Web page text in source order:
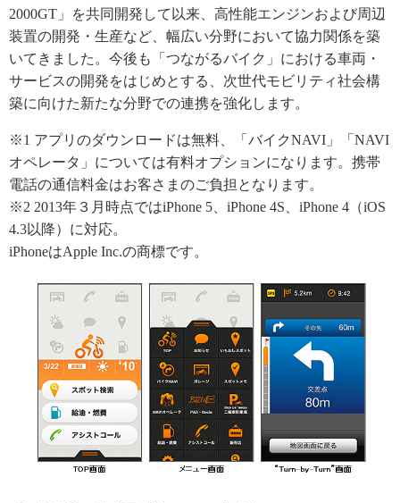
2000GT」を共同開発して以来、高性能エンジンおよび周辺
装置の開発・生産など、幅広い分野において協力関係を築
いてきました。今後も「つながるバイク」における車両・
サービスの開発をはじめとする、次世代モビリティ社会構
築に向けた新たな分野での連携を強化します。
※1 アプリのダウンロードは無料、「バイクNAVI」「NAVI
オペレータ」については有料オプションになります。携帯
電話の通信料金はお客さまのご負担となります。
※2 2013年３月時点ではiPhone 5、iPhone 4S、iPhone 4（iOS
4.3以降）に対応。
iPhoneはApple Inc.の商標です。